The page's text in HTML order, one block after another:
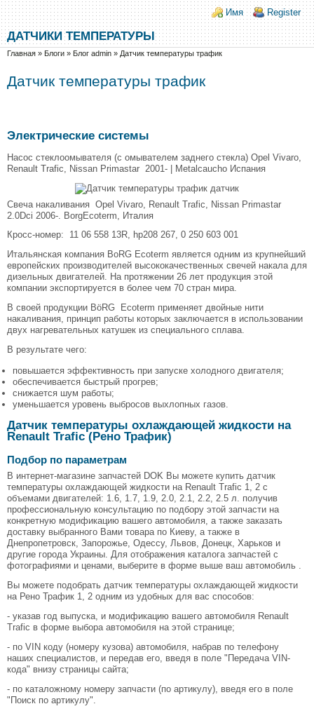
Перейти к основному содержанию
Skip to search
Login links
Имя Register
ДАТЧИКИ ТЕМПЕРАТУРЫ
Вы здесь
Главная » Блоги » Блог admin » Датчик температуры трафик
Датчик температуры трафик
Электрические системы
Насос стеклоомывателя (с омывателем заднего стекла) Opel Vivaro,
Renault Trafic, Nissan Primastar 2001- | Metalcaucho Испания
Свеча накаливания Opel Vivaro, Renault Trafic, Nissan Primastar
2.0Dci 2006-. BorgEcoterm, Италия
Кросс-номер: 11 06 558 13R, hp208 267, 0 250 603 001
Итальянская компания BoRG Ecoterm является одним из крупнейший
европейских производителей высококачественных свечей накала для
дизельных двигателей. На протяжении 26 лет продукция этой
компании экспортируется в более чем 70 стран мира.
В своей продукции BöRG Ecoterm применяет двойные нити
накаливания, принцип работы которых заключается в использовании
двух нагревательных катушек из специального сплава.
В результате чего:
повышается эффективность при запуске холодного двигателя;
обеспечивается быстрый прогрев;
снижается шум работы;
уменьшается уровень выбросов выхлопных газов.
Датчик температуры охлаждающей жидкости на
Renault Trafic (Рено Трафик)
Подбор по параметрам
В интернет-магазине запчастей DOK Вы можете купить датчик
температуры охлаждающей жидкости на Renault Trafic 1, 2 с
объемами двигателей: 1.6, 1.7, 1.9, 2.0, 2.1, 2.2, 2.5 л. получив
профессиональную консультацию по подбору этой запчасти на
конкретную модификацию вашего автомобиля, а также заказать
доставку выбранного Вами товара по Киеву, а также в
Днепропетровск, Запорожье, Одессу, Львов, Донецк, Харьков и
другие города Украины. Для отображения каталога запчастей с
фотографиями и ценами, выберите в форме выше ваш автомобиль .
Вы можете подобрать датчик температуры охлаждающей жидкости
на Рено Трафик 1, 2 одним из удобных для вас способов:
- указав год выпуска, и модификацию вашего автомобиля Renault
Trafic в форме выбора автомобиля на этой странице;
- по VIN коду (номеру кузова) автомобиля, набрав по телефону
наших специалистов, и передав его, введя в поле "Передача VIN-
кода" внизу страницы сайта;
- по каталожному номеру запчасти (по артикулу), введя его в поле
"Поиск по артикулу".